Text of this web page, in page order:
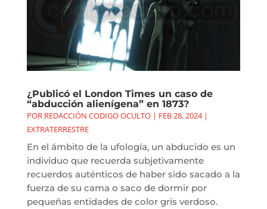
¿Publicó el London Times un caso de
“abducción alienígena” en 1873?
POR REDACCIÓN CODIGO OCULTO| FEB 28, 2024|
EXTRATERRESTRE
En el ámbito de la ufología, un abducido es un
individuo que recuerda subjetivamente
recuerdos auténticos de haber sido sacado a la
fuerza de su cama o saco de dormir por
pequeñas entidades de color gris verdoso.